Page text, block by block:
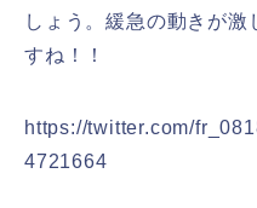
しょう。緩急の動きが
すね！！
https://twitter.com/
4721664